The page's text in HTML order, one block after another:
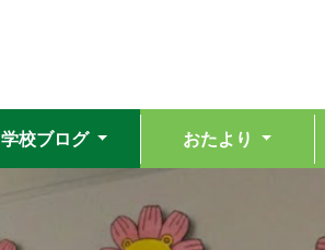
学校ブログ おたより